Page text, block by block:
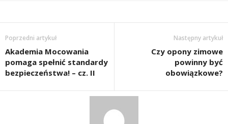
Poprzedni artykuł
Akademia Mocowania
pomaga spełnić standardy
bezpieczeństwa! – cz. II
Następny artykuł
Czy opony zimowe
powinny być
obowiązkowe?